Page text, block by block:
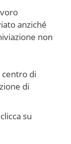
anziché
non
centro di
di
su